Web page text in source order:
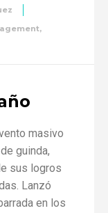
,
masivo
guinda,
sus logros
Lanzó
en los